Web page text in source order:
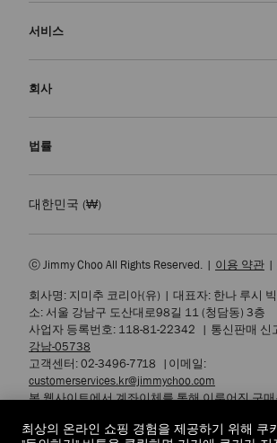
FAQ
반품 신청
배송
서비스
주문 제작
품질 보증
회사
우리의 역사
우리의 영향력과 책임
장인정신의 연금술
채용
법률
이용 약관
개인정보 열람 요청서
기업 정책
쿠키 설정
접근성
대한민국 (₩)
ⓒ Jimmy Choo All Rights Reserved. | 이용 약관 |
회사명: 지미추 코리아(유) | 대표자: 한나 루시
소: 서울 강남구 도산대로98길 11 (청담동) 3층
사업자 등록번호: 118-81-22342 | 통신판매 신
강남-05738
고객센터: 02-3496-7718 | 이메일:
customerservices.kr@jimmychoo.com
본 웹사이트에서 계좌이체를 통해 이루어진 구
또한 에스크로 구매안전 서비스에 가입하여 고
최상의 온라인 쇼핑 경험을 제공하기 위해 쿠